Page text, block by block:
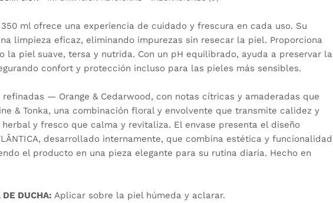
350 ml ofrece una experiencia de cuidado y frescura en cada uso. Su
limpieza eficaz, eliminando impurezas sin resecar la piel. Proporciona
la piel suave, tersa y nutrida. Con un pH equilibrado, ayuda a preservar la
confort y protección incluso para las pieles más sensibles.
— Orange & Cedarwood, con notas cítricas y amaderadas que
& Tonka, una combinación floral y envolvente que transmite calidez y
y fresco que calma y revitaliza. El envase presenta el diseño
desarrollado internamente, que combina estética y funcionalidad
el producto en una pieza elegante para su rutina diaria. Hecho en
DE DUCHA: Aplicar sobre la piel húmeda y aclarar.